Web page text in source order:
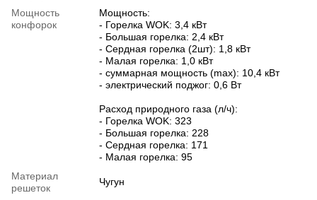
Мощность
конфорок
Мощность:
- Горелка WOK: 3,4 кВт
- Большая горелка: 2,4 кВт
- Сердная горелка (2шт): 1,8 кВт
- Малая горелка: 1,0 кВт
- суммарная мощность (max): 10,4 кВт
- электрический поджог: 0,6 Вт
Расход природного газа (л/ч):
- Горелка WOK: 323
- Большая горелка: 228
- Сердная горелка: 171
- Малая горелка: 95
Материал
решеток
Чугун